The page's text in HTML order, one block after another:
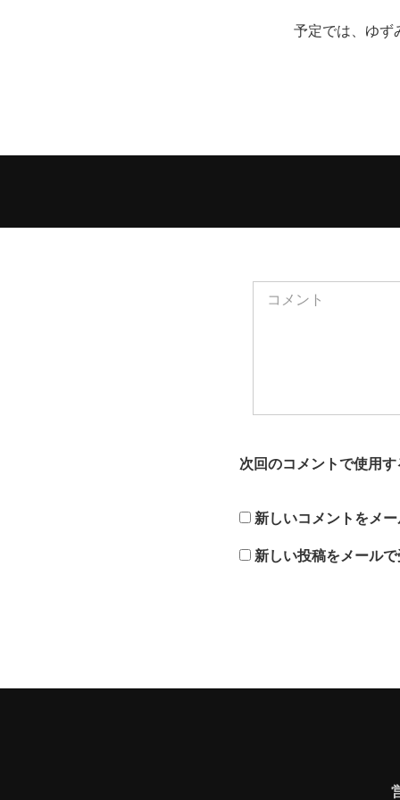
予定では、ゆず
次回のコメントで使用
新しいコメントをメ
新しい投稿をメール